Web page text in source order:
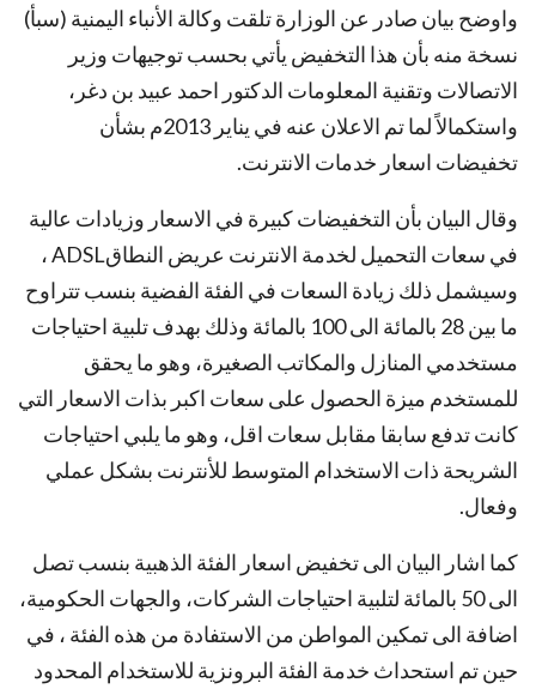
واوضح بيان صادر عن الوزارة تلقت وكالة الأنباء اليمنية (سبأ)
نسخة منه بأن هذا التخفيض يأتي بحسب توجيهات وزير
الاتصالات وتقنية المعلومات الدكتور احمد عبيد بن دغر،
واستكمالاً لما تم الاعلان عنه في يناير 2013م بشأن
تخفيضات اسعار خدمات الانترنت.
وقال البيان بأن التخفيضات كبيرة في الاسعار وزيادات عالية
في سعات التحميل لخدمة الانترنت عريض النطاقADSL ،
وسيشمل ذلك زيادة السعات في الفئة الفضية بنسب تتراوح
ما بين 28 بالمائة الى 100 بالمائة وذلك بهدف تلبية احتياجات
مستخدمي المنازل والمكاتب الصغيرة، وهو ما يحقق
للمستخدم ميزة الحصول على سعات اكبر بذات الاسعار التي
كانت تدفع سابقا مقابل سعات اقل، وهو ما يلبي احتياجات
الشريحة ذات الاستخدام المتوسط للأنترنت بشكل عملي
وفعال.
كما اشار البيان الى تخفيض اسعار الفئة الذهبية بنسب تصل
الى 50 بالمائة لتلبية احتياجات الشركات، والجهات الحكومية،
اضافة الى تمكين المواطن من الاستفادة من هذه الفئة ، في
حين تم استحداث خدمة الفئة البرونزية للاستخدام المحدود